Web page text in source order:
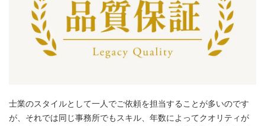
士業のスタイルとして一人でご依頼を担当することが多いのです
が、それでは同じ事務所でもスキル、年数によってクオリティが